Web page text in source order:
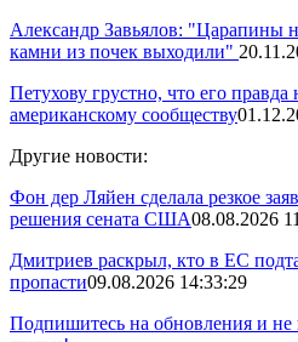
Александр Завьялов: "Царапины
камни из почек выходили"
Петухову грустно, что его
американскому сообществу
Другие новости:
Фон дер Ляйен сделала резкое
решения сената США08.08.2026
Дмитриев раскрыл, кто в ЕС
пропасти09.08.2026 14:33:29
Подпишитесь на обновления и не